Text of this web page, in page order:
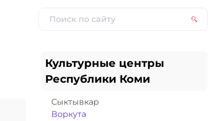
Культурные центры
Республики Коми
Сыктывкар
Воркута